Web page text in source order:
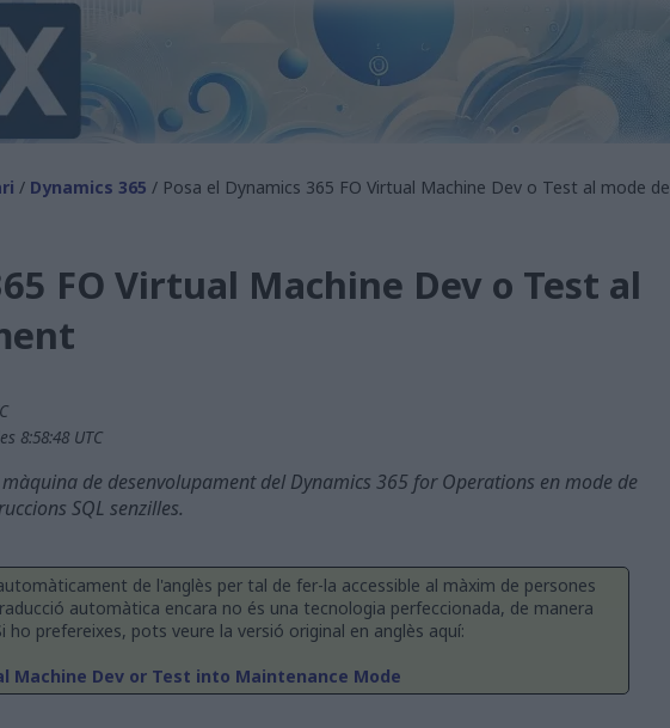
/ Dynamics 365 / Posa el Dynamics 365 FO Virtual Machine Dev o Test al mode de
FO Virtual Machine Dev o Test al
8:58:48 UTC
de desenvolupament del Dynamics 365 for Operations en mode de
SQL senzilles.
de l'anglès per tal de fer-la accessible al màxim de persones
automàtica encara no és una tecnologia perfeccionada, de manera
ho prefereixes, pots veure la versió original en anglès aquí:
Machine Dev or Test into Maintenance Mode